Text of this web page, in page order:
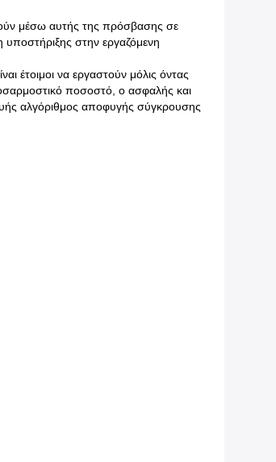
μέσω αυτής της πρόσβασης σε
υποστήριξης στην εργαζόμενη
έτοιμοι να εργαστούν μόλις όντας
ποσοστό, ο ασφαλής και
αλγόριθμος αποφυγής σύγκρουσης